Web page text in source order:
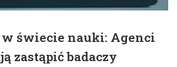
w świecie nauki: Agenci
zastąpić badaczy